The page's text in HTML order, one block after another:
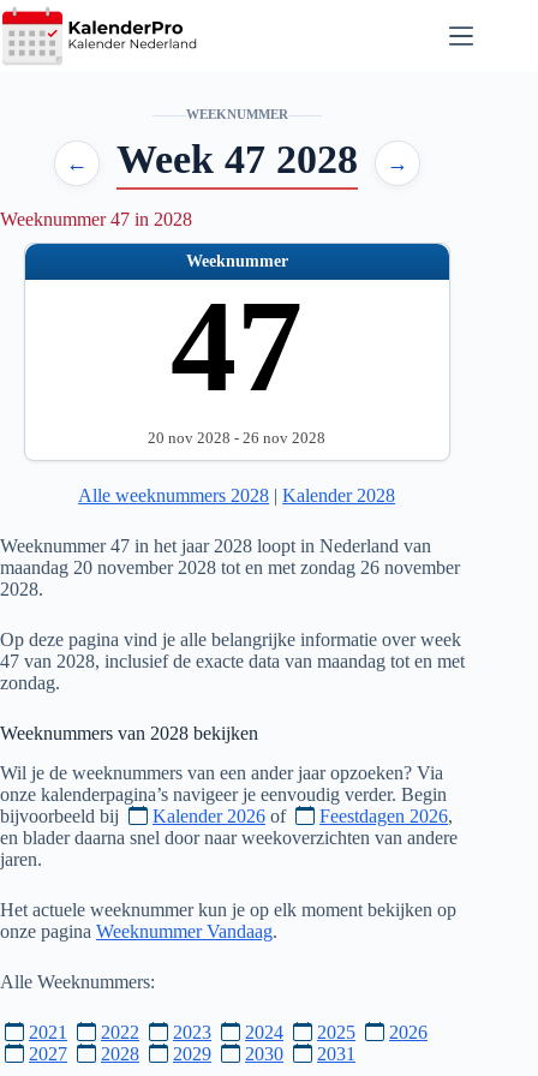
Ga
naar
de
WEEKNUMMER
← Week 47 2028 →
Weeknummer 47 in 2028
Weeknummer
47
20 nov 2028 - 26 nov 2028
Alle weeknummers 2028 |Kalender 2028
Weeknummer 47 in het jaar 2028 loopt in Nederland van
maandag 20 november 2028 tot en met zondag 26 november
2028.
Op deze pagina vind je alle belangrijke informatie over week
47 van 2028, inclusief de exacte data van maandag tot en met
zondag.
Weeknummers van 2028 bekijken
Wil je de weeknummers van een ander jaar opzoeken? Via
onze kalenderpagina’s navigeer je eenvoudig verder. Begin
bijvoorbeeld bij
Kalender 2026 of Feestdagen 2026,
en blader daarna snel door naar weekoverzichten van andere
jaren.
Het actuele weeknummer kun je op elk moment bekijken op
onze pagina Weeknummer Vandaag.
Alle Weeknummers:
2021 2022 2023 2024 2025
2026
2027
2028 2029 2030 2031